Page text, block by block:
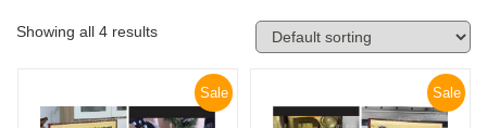
Showing all 4 results
Sale Sale